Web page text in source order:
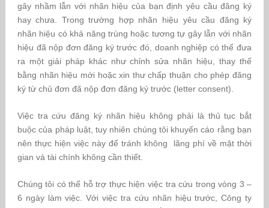
gây nhầm lẫn với nhãn hiệu của bạn định yêu cầu đăng ký
hay chưa. Trong trường hợp nhãn hiệu yêu cầu đăng ký
nhãn hiệu có khả năng trùng hoặc tương tự gây lẫn với nhãn
hiệu đã nộp đơn đăng ký trước đó, doanh nghiệp có thể đưa
ra một giải pháp khác như chỉnh sửa nhãn hiệu, thay thế
bằng nhãn hiệu mới hoặc xin thư chấp thuận cho phép đăng
ký từ chủ đơn đã nộp đơn đăng ký trước (letter consent).
Việc tra cứu đăng ký nhãn hiệu không phải là thủ tục bắt
buộc của pháp luật, tuy nhiên chúng tôi khuyến cáo rằng bạn
nên thực hiện việc này để tránh không lãng phí về mặt thời
gian và tài chính không cần thiết.
Chúng tôi có thể hỗ trợ thực hiện việc tra cứu trong vòng 3 –
6 ngày làm việc. Với việc tra cứu nhãn hiệu trước, Công ty